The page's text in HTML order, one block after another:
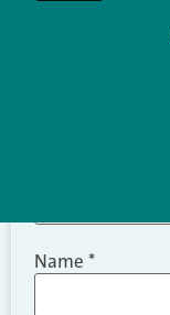
Name *